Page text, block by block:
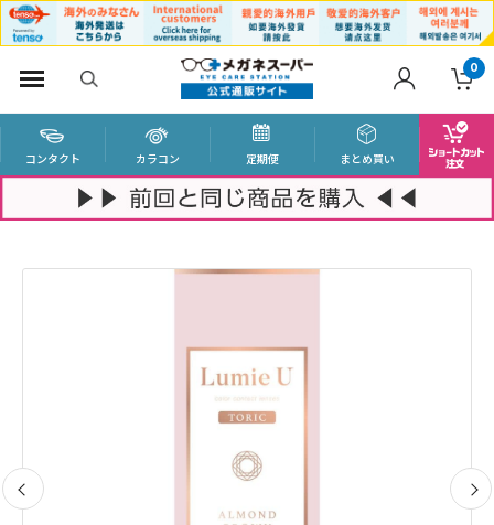
0
コンタクト カラコン 定期便 まとめ買い